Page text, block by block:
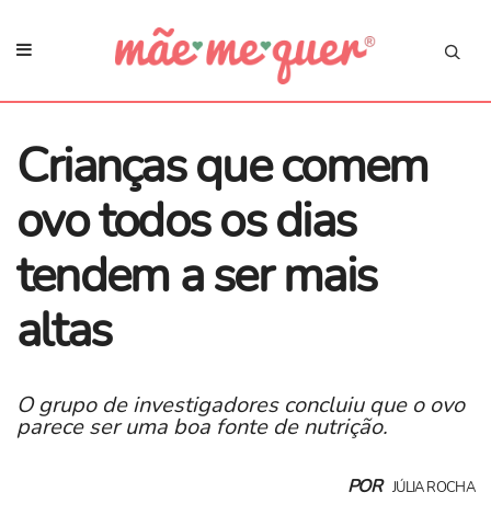
Crianças que comem
ovo todos os dias
tendem a ser mais
altas
O grupo de investigadores concluiu que o ovo
parece ser uma boa fonte de nutrição.
POR JÚLIA ROCHA